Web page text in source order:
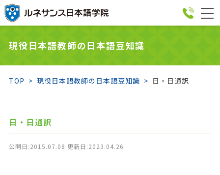
現役日本語教師の日本語豆知識
TOP 現役日本語教師の日本語豆知識 日・日通訳
日・日通訳
公開日:2015.07.08 更新日:2023.04.26